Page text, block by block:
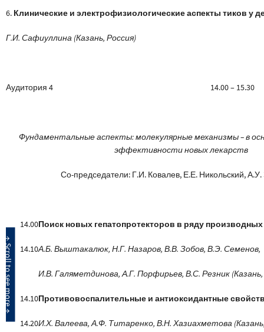
6. Клинические и электрофизиологические аспекты тиков у
Г.И. Сафиуллина (Казань, Россия)
Аудитория 4 14.00 – 15.30
Фундаментальные аспекты: молекулярные механизмы – в
эффективности новых лекарств
Со-председатели: Г.И. Ковалев, Е.Е. Никольский,
14.00
14.10
Поиск новых гепатопротекторов в ряду
А.Б. Выштакалюк, Н.Г. Назаров, В.В. Зобов, В.Э. Семенов,
И.В. Галяметдинова, А.Г. Порфирьев, В.С. Резник (Казань,
14.10
14.20
Противовоспалительные и антиоксидантные
И.Х. Валеева, А.Ф. Титаренко, В.Н. Хазиахметова